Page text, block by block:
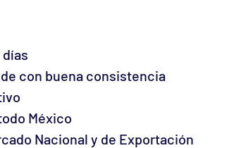
con buena consistencia
México
Nacional y de Exportación